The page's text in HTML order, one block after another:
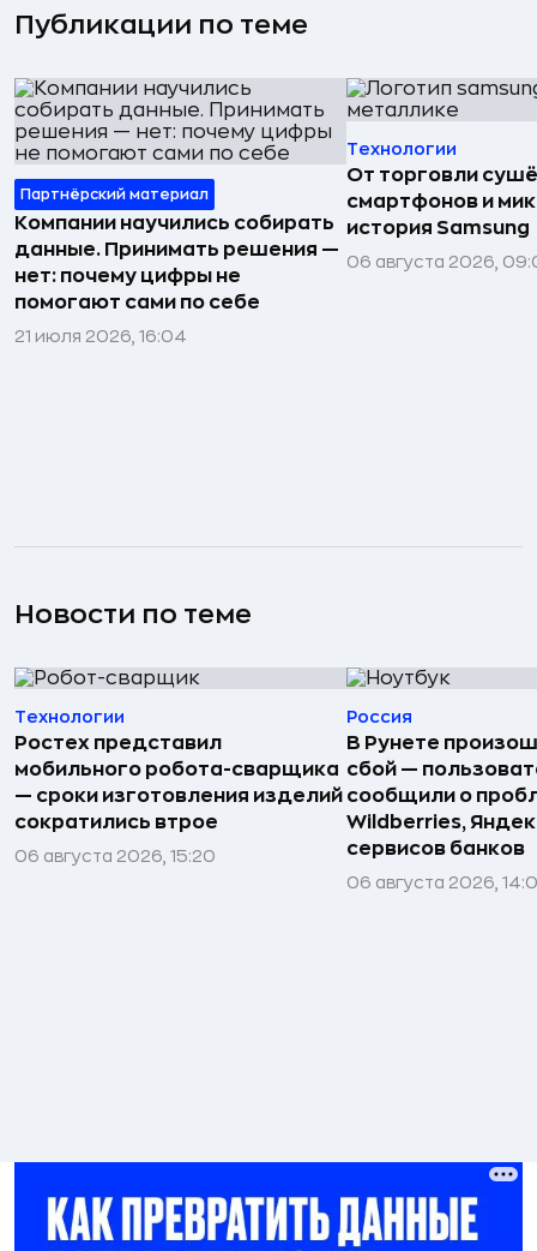
Публикации по теме
Партнёрский материал
Компании научились собирать
данные. Принимать решения —
нет: почему цифры не
помогают сами по себе
21 июля 2026, 16:04
Технологии
От торговли
смартфонов и
история Samsung
06 августа 2026,
Новости по теме
Технологии
Ростех представил
мобильного робота-сварщика
— сроки изготовления изделий
сократились втрое
06 августа 2026, 15:20
Россия
В Рунете
сбой —
сообщили о
Wildberries,
сервисов банков
06 августа 2026,